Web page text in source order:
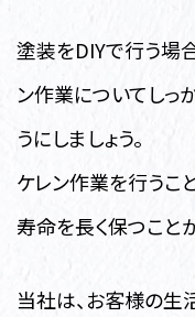
塗装をDIYで行う場
ン作業についてしっ
うにしましょう。
ケレン作業を行うこ
寿命を長く保つこと
当社は、お客様の生